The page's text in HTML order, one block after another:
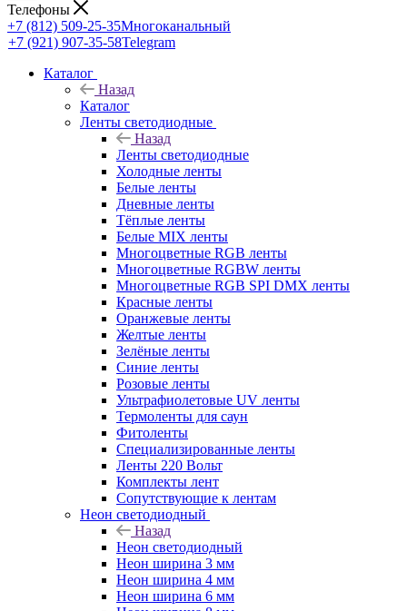
Телефоны
+7 (812) 509-25-35Многоканальный
+7 (921) 907-35-58Telegram
Каталог
Назад
Каталог
Ленты светодиодные
Назад
Ленты светодиодные
Холодные ленты
Белые ленты
Дневные ленты
Тёплые ленты
Белые MIX ленты
Многоцветные RGB ленты
Многоцветные RGBW ленты
Многоцветные RGB SPI DMX ленты
Красные ленты
Оранжевые ленты
Желтые ленты
Зелёные ленты
Синие ленты
Розовые ленты
Ультрафиолетовые UV ленты
Термоленты для саун
Фитоленты
Специализированные ленты
Ленты 220 Вольт
Комплекты лент
Сопутствующие к лентам
Неон светодиодный
Назад
Неон светодиодный
Неон ширина 3 мм
Неон ширина 4 мм
Неон ширина 6 мм